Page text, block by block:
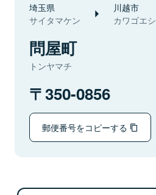
埼玉県
サイタマケン
川越市
カワゴエシ
問屋町
トンヤマチ
350-0856
郵便番号をコピーする